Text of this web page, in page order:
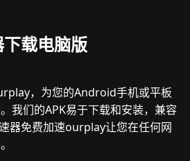
载电脑版
，为您的Android手机或平板
我们的APK易于下载和安装，兼容
器免费加速ourplay让您在任何网